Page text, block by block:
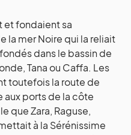
et fondaient sa
la mer Noire qui la reliait
dans le bassin de
Tana ou Caffa. Les
toutefois la route de
aux ports de la côte
que Zara, Raguse,
à la Sérénissime